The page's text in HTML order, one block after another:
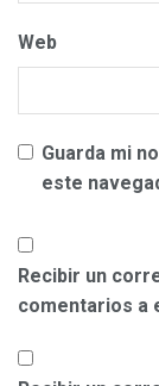
Web
Guarda mi
este
Recibir un
comentarios a